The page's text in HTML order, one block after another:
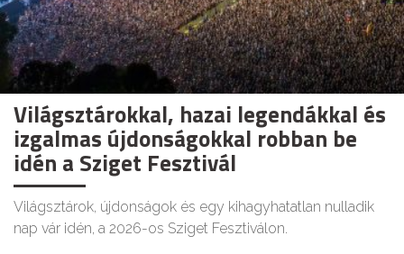
Világsztárokkal, hazai legendákkal és
izgalmas újdonságokkal robban be
idén a Sziget Fesztivál
Világsztárok, újdonságok és egy kihagyhatatlan nulladik
nap vár idén, a 2026-os Sziget Fesztiválon.